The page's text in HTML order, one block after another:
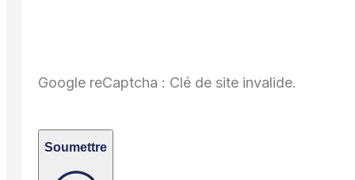
Google reCaptcha : Clé de site invalide.
Soumettre